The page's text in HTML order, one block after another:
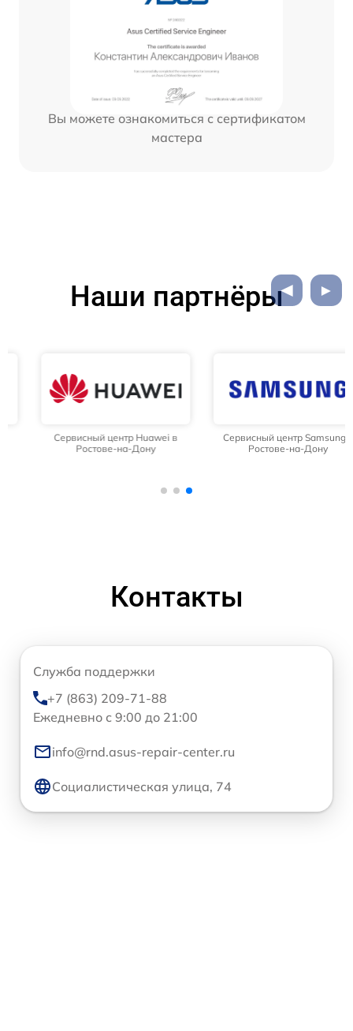
Вы можете ознакомиться с сертификатом
мастера
Наши партнёры
Сервисный центр Huawei в
Ростове-на-Дону
Сервисный центр Samsung в
Ростове-на-Дону
Контакты
Служба поддержки
+7 (863) 209-71-88
Ежедневно с 9:00 до 21:00
info@rnd.asus-repair-center.ru
Социалистическая улица, 74